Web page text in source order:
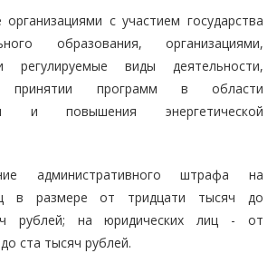
с участием государства
образования, организациями,
регулируемые виды деятельности,
принятии программ в области
и повышения энергетической
административного штрафа на
в размере от тридцати тысяч до
рублей; на юридических лиц - от
ста тысяч рублей.